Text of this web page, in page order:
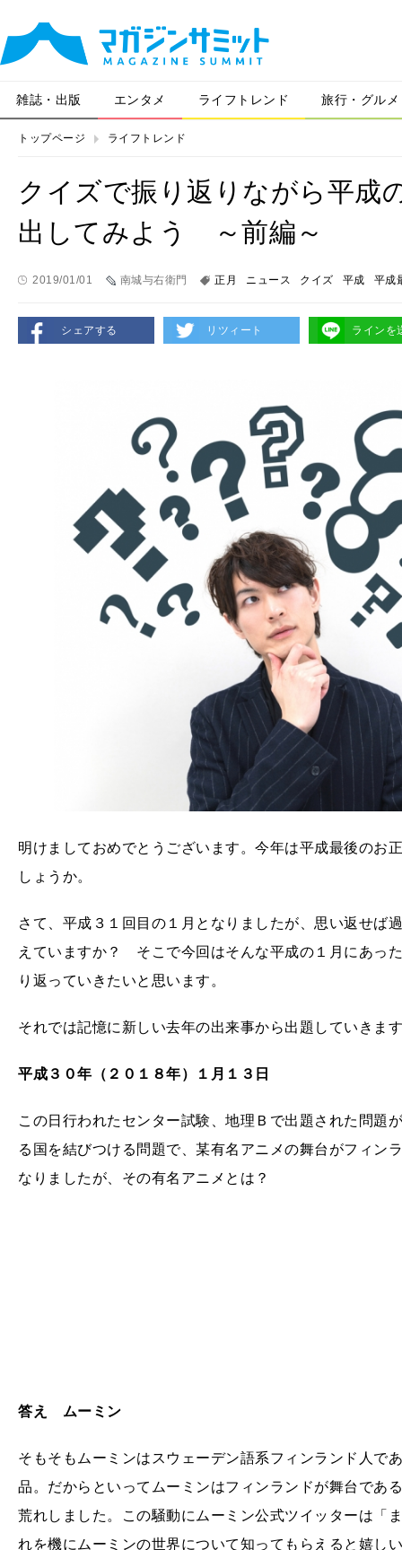
雑誌・出版 エンタメ ライフトレンド 旅行・グルメ
トップページ ライフトレンド
クイズで振り返りながら平成
出してみよう ～前編～
2019/01/01 南城与右衛門 正月 ニュース クイズ 平成 平成
シェアする リツィート ラインを
明けましておめでとうございます。今年は平成最後のお
しょうか。
さて、平成３１回目の１月となりましたが、思い返せば
えていますか？ そこで今回はそんな平成の１月にあっ
り返っていきたいと思います。
それでは記憶に新しい去年の出来事から出題していきま
平成３０年（２０１８年）１月１３日
この日行われたセンター試験、地理Ｂで出題された問題
る国を結びつける問題で、某有名アニメの舞台がフィン
なりましたが、その有名アニメとは？
答え ムーミン
そもそもムーミンはスウェーデン語系フィンランド人で
品。だからといってムーミンはフィンランドが舞台であ
荒れしました。この騒動にムーミン公式ツイッターは「
れを機にムーミンの世界について知ってもらえると嬉し